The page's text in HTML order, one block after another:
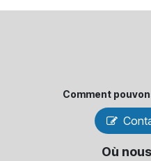
Comment
Où